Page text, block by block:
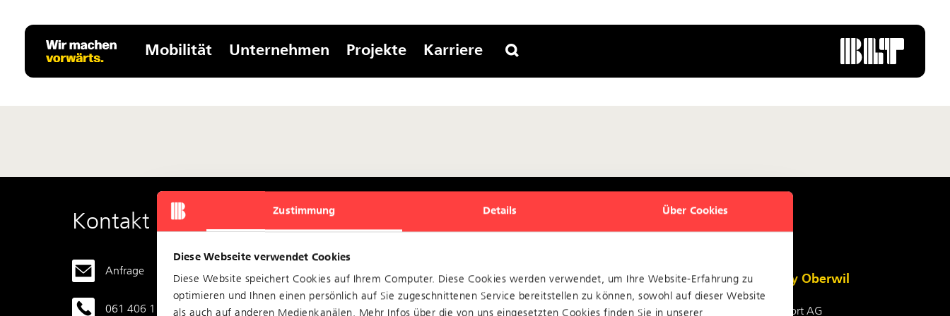
Zustimmung Details Über Cookies
Diese Webseite verwendet Cookies
Diese Website speichert Cookies auf Ihrem Computer. Diese Cookies werden verwendet, um Ihre Website-Erfahrung zu
optimieren und Ihnen einen persönlich auf Sie zugeschnittenen Service bereitstellen zu können, sowohl auf dieser Website
als auch auf anderen Medienkanälen. Mehr Infos über die von uns eingesetzten Cookies finden Sie in unserer
Mobilität Unternehmen Projekte Karriere
Kontakt
Anfrage
061 406 11 11
Geschäftssitz
BLT Baselland Transport AG
Home of Mobility Basel
BLT Baselland Transport AG
Home of Mobility Oberwil
BLT Baselland Transport AG